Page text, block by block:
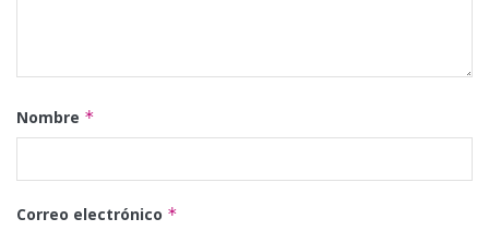
Nombre *
Correo electrónico *